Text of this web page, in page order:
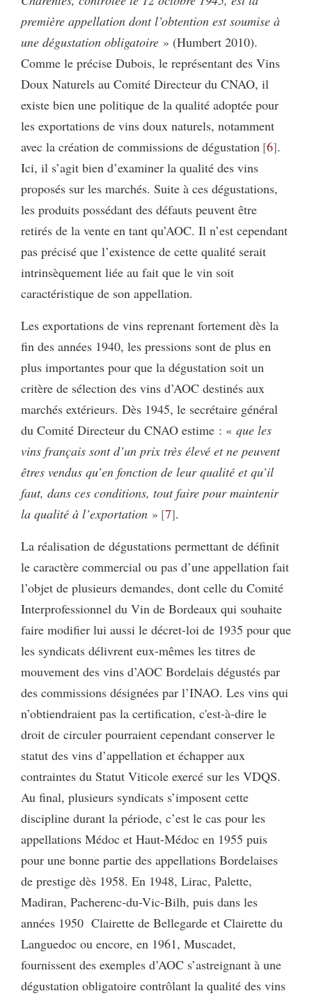
première appellation dont l’obtention est soumise à
une dégustation obligatoire » (Humbert 2010).
Comme le précise Dubois, le représentant des Vins
Doux Naturels au Comité Directeur du CNAO, il
existe bien une politique de la qualité adoptée pour
les exportations de vins doux naturels, notamment
avec la création de commissions de dégustation 6 .
Ici, il s’agit bien d’examiner la qualité des vins
proposés sur les marchés. Suite à ces dégustations,
les produits possédant des défauts peuvent être
retirés de la vente en tant qu’AOC. Il n’est cependant
pas précisé que l’existence de cette qualité serait
intrinsèquement liée au fait que le vin soit
caractéristique de son appellation.
Les exportations de vins reprenant fortement dès la
fin des années 1940, les pressions sont de plus en
plus importantes pour que la dégustation soit un
critère de sélection des vins d’AOC destinés aux
marchés extérieurs. Dès 1945, le secrétaire général
du Comité Directeur du CNAO estime : « que les
vins français sont d’un prix très élevé et ne peuvent
êtres vendus qu’en fonction de leur qualité et qu’il
faut, dans ces conditions, tout faire pour maintenir
la qualité à l’exportation » 7 .
La réalisation de dégustations permettant de définit
le caractère commercial ou pas d’une appellation fait
l’objet de plusieurs demandes, dont celle du Comité
Interprofessionnel du Vin de Bordeaux qui souhaite
faire modifier lui aussi le décret-loi de 1935 pour que
les syndicats délivrent eux-mêmes les titres de
mouvement des vins d’AOC Bordelais dégustés par
des commissions désignées par l’INAO. Les vins qui
n’obtiendraient pas la certification, c'est-à-dire le
droit de circuler pourraient cependant conserver le
statut des vins d’appellation et échapper aux
contraintes du Statut Viticole exercé sur les VDQS.
Au final, plusieurs syndicats s’imposent cette
discipline durant la période, c’est le cas pour les
appellations Médoc et Haut-Médoc en 1955 puis
pour une bonne partie des appellations Bordelaises
de prestige dès 1958. En 1948, Lirac, Palette,
Madiran, Pacherenc-du-Vic-Bilh, puis dans les
années 1950 Clairette de Bellegarde et Clairette du
Languedoc ou encore, en 1961, Muscadet,
fournissent des exemples d’AOC s’astreignant à une
dégustation obligatoire contrôlant la qualité des vins